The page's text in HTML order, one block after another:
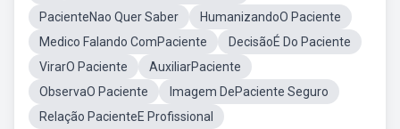
PacienteNao Quer Saber
HumanizandoO Paciente
Medico Falando ComPaciente
DecisãoÉ Do Paciente
VirarO Paciente
AuxiliarPaciente
ObservaO Paciente
Imagem DePaciente Seguro
Relação PacienteE Profissional